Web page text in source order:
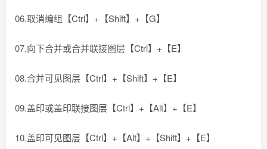
06.取消编组【Ctrl】+【Shift】+【G】
07.向下合并或合并联接图层【Ctrl】+【E】
08.合并可见图层【Ctrl】+【Shift】+【E】
09.盖印或盖印联接图层【Ctrl】+【Alt】+【E】
10.盖印可见图层【Ctrl】+【Alt】+【Shift】+【E】